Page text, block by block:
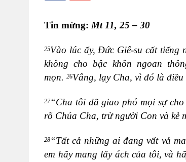
Tin mừng: Mt 11, 25 – 30
25Vào lúc ấy, Đức Giê-su cất
không cho bậc khôn ngoan
mọn. 26Vâng, lạy Cha, vì đó là điều
27“Cha tôi đã giao phó mọi sự
rõ Chúa Cha, trừ người Con và kẻ
28“Tất cả những ai đang vất vả
em hãy mang lấy ách của tôi, và